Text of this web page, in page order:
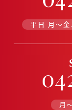
平日 月〜
月